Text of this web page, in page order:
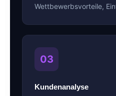
Wettbewerbsvorteile,
03
Kundenanalyse